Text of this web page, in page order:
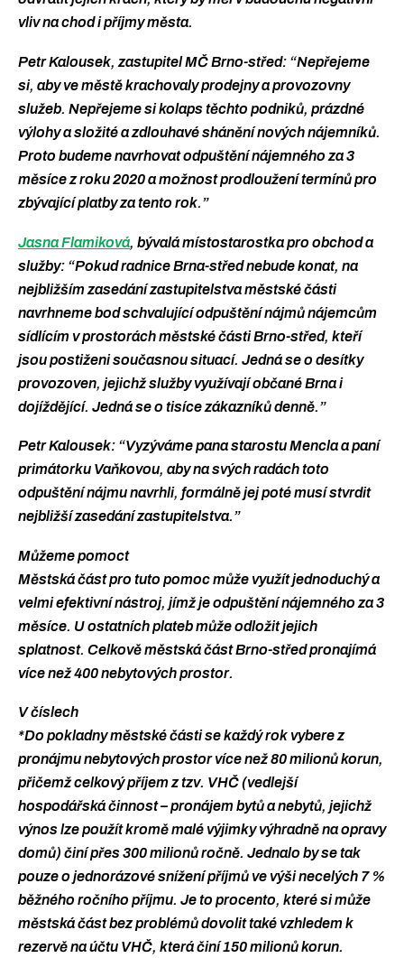
vliv na chod i příjmy města.
Petr Kalousek, zastupitel MČ Brno-střed: “Nepřejeme
si, aby ve městě krachovaly prodejny a provozovny
služeb. Nepřejeme si kolaps těchto podniků, prázdné
výlohy a složité a zdlouhavé shánění nových nájemníků.
Proto budeme navrhovat odpuštění nájemného za 3
měsíce z roku 2020 a možnost prodloužení termínů pro
zbývající platby za tento rok.”
Jasna Flamiková, bývalá místostarostka pro obchod a
služby: “Pokud radnice Brna-střed nebude konat, na
nejbližším zasedání zastupitelstva městské části
navrhneme bod schvalující odpuštění nájmů nájemcům
sídlícím v prostorách městské části Brno-střed, kteří
jsou postiženi současnou situací. Jedná se o desítky
provozoven, jejichž služby využívají občané Brna i
dojíždějící. Jedná se o tisíce zákazníků denně.”
Petr Kalousek: “Vyzýváme pana starostu Mencla a paní
primátorku Vaňkovou, aby na svých radách toto
odpuštění nájmu navrhli, formálně jej poté musí stvrdit
nejbližší zasedání zastupitelstva.”
Můžeme pomoct
Městská část pro tuto pomoc může využít jednoduchý a
velmi efektivní nástroj, jímž je odpuštění nájemného za 3
měsíce. U ostatních plateb může odložit jejich
splatnost. Celkově městská část Brno-střed pronajímá
více než 400 nebytových prostor.
V číslech
*Do pokladny městské části se každý rok vybere z
pronájmu nebytových prostor více než 80 milionů korun,
přičemž celkový příjem z tzv. VHČ (vedlejší
hospodářská činnost – pronájem bytů a nebytů, jejichž
výnos lze použít kromě malé výjimky výhradně na opravy
domů) činí přes 300 milionů ročně. Jednalo by se tak
pouze o jednorázové snížení příjmů ve výši necelých 7 %
běžného ročního příjmu. Je to procento, které si může
městská část bez problémů dovolit také vzhledem k
rezervě na účtu VHČ, která činí 150 milionů korun.